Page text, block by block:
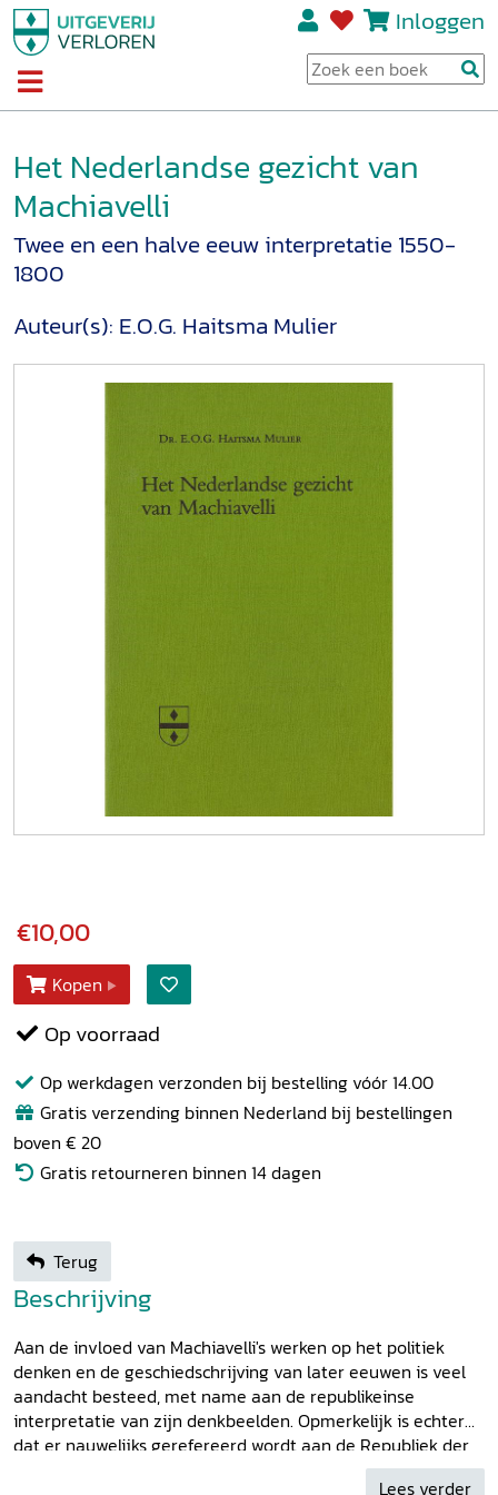
Inloggen
Het Nederlandse gezicht van
Machiavelli
Twee en een halve eeuw interpretatie 1550-
1800
Auteur(s): E.O.G. Haitsma Mulier
€10,00
Kopen
Op voorraad
Op werkdagen verzonden bij bestelling vóór 14.00
Gratis verzending binnen Nederland bij bestellingen
boven € 20
Gratis retourneren binnen 14 dagen
Terug
Beschrijving
Aan de invloed van Machiavelli's werken op het politiek
denken en de geschiedschrijving van later eeuwen is veel
aandacht besteed, met name aan de republikeinse
interpretatie van zijn denkbeelden. Opmerkelijk is echter
dat er nauwelijks gerefereerd wordt aan de Republiek der
Verenigde Nederlanden. Om de oorzaak van deze omissie
Lees verder